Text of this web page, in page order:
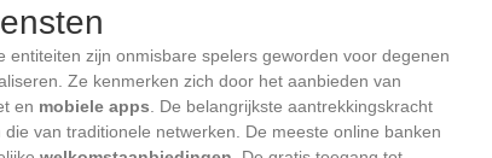
entiteiten zijn onmisbare spelers geworden voor degenen
Ze kenmerken zich door het aanbieden van
en mobiele apps . De belangrijkste aantrekkingskracht
die van traditionele netwerken. De meeste online banken